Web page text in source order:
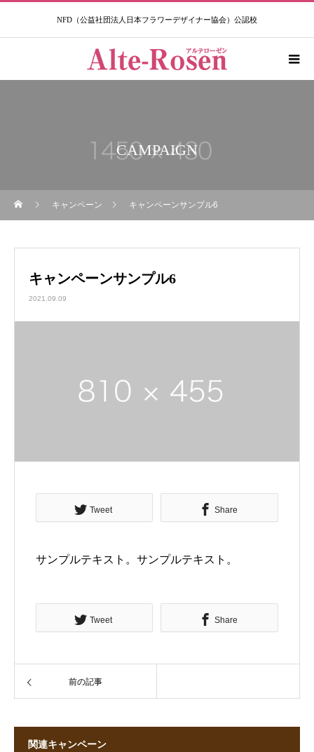
NFD（公益社団法人日本フラワーデザイナー協会）公認校​
CAMPAIGN
キャンペーン キャンペーンサンプル6
キャンペーンサンプル6
2021.09.09
Tweet Share
サンプルテキスト。サンプルテキスト。
Tweet Share
前の記事
関連キャンペーン